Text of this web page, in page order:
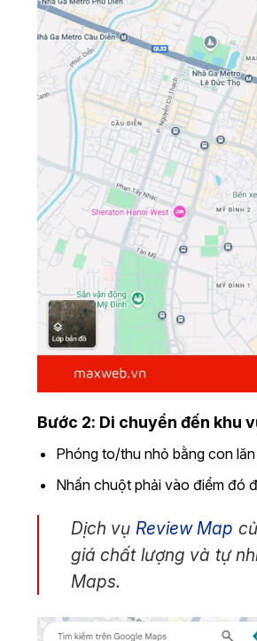
Bước 2: Di chuyển đến khu
Phóng to/thu nhỏ bằng con
Nhấn chuột phải vào điểm đó
Dịch vụ Review Map
giá chất lượng và tự
Maps.